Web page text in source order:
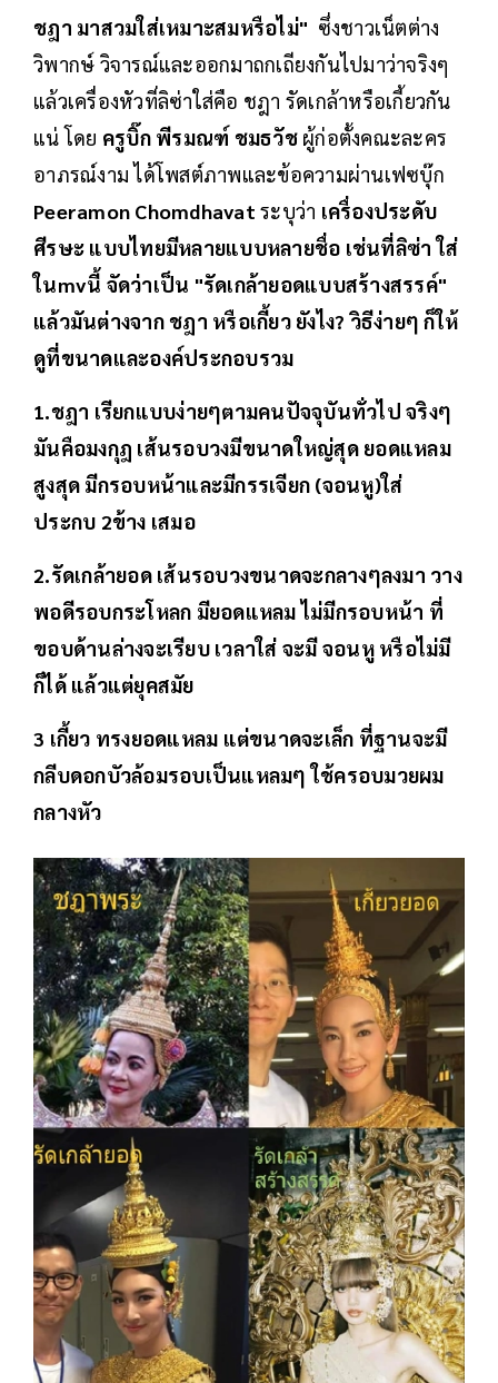
ชฎา มาสวมใส่เหมาะสมหรือไม่" ซึ่งชาวเน็ตต่าง
วิพากษ์ วิจารณ์และออกมาถกเถียงกันไปมาว่าจริงๆ
แล้วเครื่องหัวที่ลิซ่าใส่คือ ชฎา รัดเกล้าหรือเกี้ยวกัน
แน่ โดย ครูบิ๊ก พีรมณฑ์ ชมธวัช ผู้ก่อตั้งคณะละคร
อาภรณ์งาม ได้โพสต์ภาพและข้อความผ่านเฟซบุ๊ก
Peeramon Chomdhavat ระบุว่า เครื่องประดับ
ศีรษะ แบบไทยมีหลายแบบหลายชื่อ เช่นที่ลิซ่า ใส่
ในmvนี้ จัดว่าเป็น "รัดเกล้ายอดแบบสร้างสรรค์"
แล้วมันต่างจาก ชฎา หรือเกี้ยว ยังไง? วิธีง่ายๆ ก็ให้
ดูที่ขนาดและองค์ประกอบรวม
1.ชฎา เรียกแบบง่ายๆตามคนปัจจุบันทั่วไป จริงๆ
มันคือมงกุฎ เส้นรอบวงมีขนาดใหญ่สุด ยอดแหลม
สูงสุด มีกรอบหน้าและมีกรรเจียก (จอนหู)ใส่
ประกบ 2ข้าง เสมอ
2.รัดเกล้ายอด เส้นรอบวงขนาดจะกลางๆลงมา วาง
พอดีรอบกระโหลก มียอดแหลม ไม่มีกรอบหน้า ที่
ขอบด้านล่างจะเรียบ เวลาใส่ จะมี จอนหู หรือไม่มี
ก็ได้ แล้วแต่ยุคสมัย
3 เกี้ยว ทรงยอดแหลม แต่ขนาดจะเล็ก ที่ฐานจะมี
กลีบดอกบัวล้อมรอบเป็นแหลมๆ ใช้ครอบมวยผม
กลางหัว